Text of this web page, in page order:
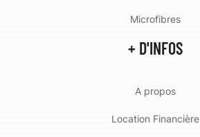
Microfibres
+ D'INFOS
A propos
Location Financière